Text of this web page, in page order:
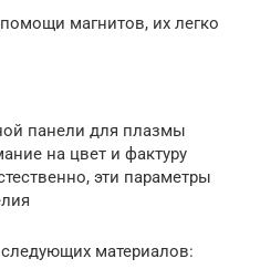
магнитов, их легко
панели для плазмы
на цвет и фактуру
эти параметры
материалов: